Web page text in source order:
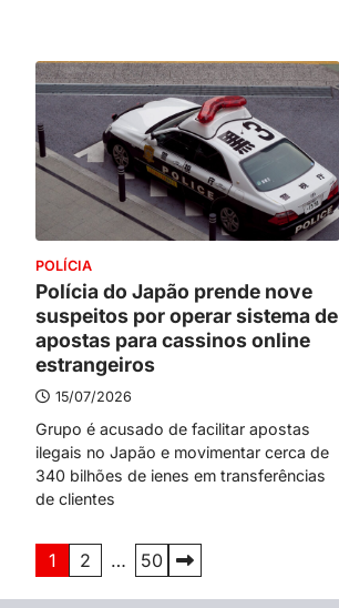
POLÍCIA
Polícia do Japão prende nove
suspeitos por operar sistema de
apostas para cassinos online
estrangeiros
15/07/2026
Grupo é acusado de facilitar apostas
ilegais no Japão e movimentar cerca de
340 bilhões de ienes em transferências
de clientes
Paginação
de
1 2 … 50